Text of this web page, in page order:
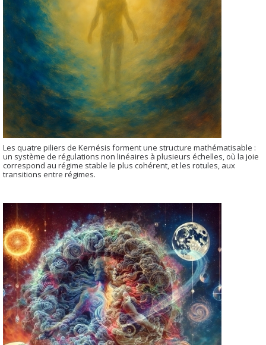
Les quatre piliers de Kernésis forment une structure mathématisable :
un système de régulations non linéaires à plusieurs échelles, où la joie
correspond au régime stable le plus cohérent, et les rotules, aux
transitions entre régimes.